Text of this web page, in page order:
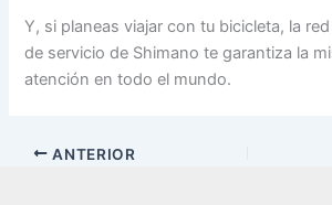
Y, si planeas viajar con tu bicicleta, la
de servicio de Shimano te garantiza la
atención en todo el mundo.
ANTERIOR